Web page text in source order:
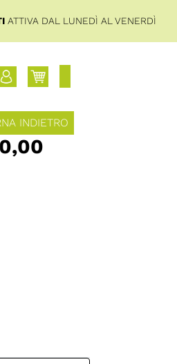
ATTIVA DAL LUNEDÌ AL VENERDÌ
INDIETRO